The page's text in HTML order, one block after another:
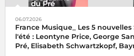
06.07.2026
France Musique_ Les 5
l'été : Leontyne Price, George
Pré, Elisabeth Schwartzkopf,